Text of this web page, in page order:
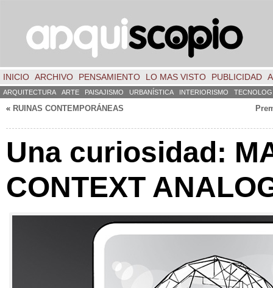
INICIO ARCHIVO PENSAMIENTO LO MAS VISTO PUBLICIDAD
ARQUITECTURA ARTE PAISAJISMO URBANÍSTICA INTERIORISMO
« RUINAS CONTEMPORÁNEAS
Una curiosidad:
CONTEXT